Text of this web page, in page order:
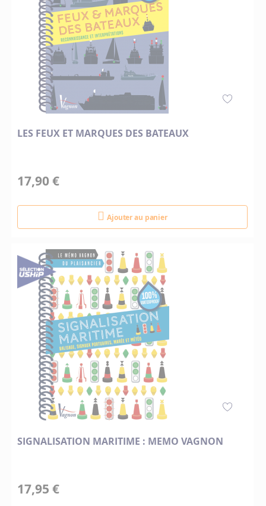
LES FEUX ET MARQUES DES BATEAUX
17,90 €
Ajouter au panier
SIGNALISATION MARITIME : MEMO VAGNON
17,95 €